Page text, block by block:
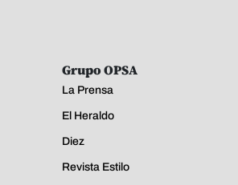
Grupo OPSA
La Prensa
El Heraldo
Diez
Revista Estilo